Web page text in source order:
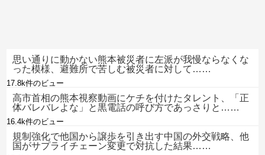
思い通りに動かない熊本被災者に左派が我慢ならなくな
った模様、避難所で苦しむ被災者に対して……
17.8k件のビュー
高市首相の熊本視察動画にケチを付けたタレント、「正
体バレバレよな」と黒電話の呼び方であっさりと……
16.4k件のビュー
規制強化で他国から譲歩を引き出す中国の外交戦略、他
国がサプライチェーン変更で対抗した結果……